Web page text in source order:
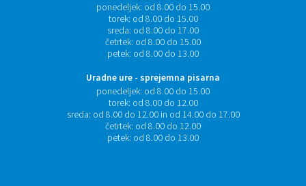
ponedeljek: od 8.00 do 15.00
torek: od 8.00 do 15.00
sreda: od 8.00 do 17.00
četrtek: od 8.00 do 15.00
petek: od 8.00 do 13.00
Uradne ure - sprejemna pisarna
ponedeljek: od 8.00 do 15.00
torek: od 8.00 do 12.00
sreda: od 8.00 do 12.00 in od 14.00 do 17.00
četrtek: od 8.00 do 12.00
petek: od 8.00 do 13.00